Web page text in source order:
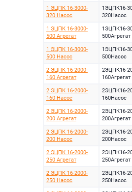
1 ЭЦПК 16-3000-
320 Насос
1ЭЦПК16-
320Насос
1 ЭЦПК 16-3000-
500 Агрегат
1ЭЦПК16-
500Агрегат
1 ЭЦПК 16-3000-
500 Насос
1ЭЦПК16-
500Насос
2 ЭЦПК 16-2000-
160 Агрегат
2ЭЦПК16-
160Агрегат
2 ЭЦПК 16-2000-
160 Насос
2ЭЦПК16-
160Насос
2 ЭЦПК 16-2000-
200 Агрегат
2ЭЦПК16-
200Агрегат
2 ЭЦПК 16-2000-
200 Насос
2ЭЦПК16-
200Насос
2 ЭЦПК 16-2000-
250 Агрегат
2ЭЦПК16-
250Агрегат
2 ЭЦПК 16-2000-
250 Насос
2ЭЦПК16-
250Насос